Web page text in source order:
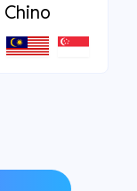
Chino